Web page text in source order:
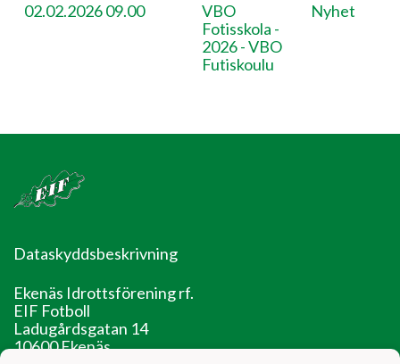
02.02.2026 09.00
VBO
Fotisskola -
2026 - VBO
Futiskoulu
Nyhet
Dataskyddsbeskrivning
Ekenäs Idrottsförening rf.
EIF Fotboll
Ladugårdsgatan 14
10600 Ekenäs